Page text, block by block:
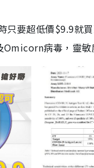
要超低價$9.9就
病毒，靈敏